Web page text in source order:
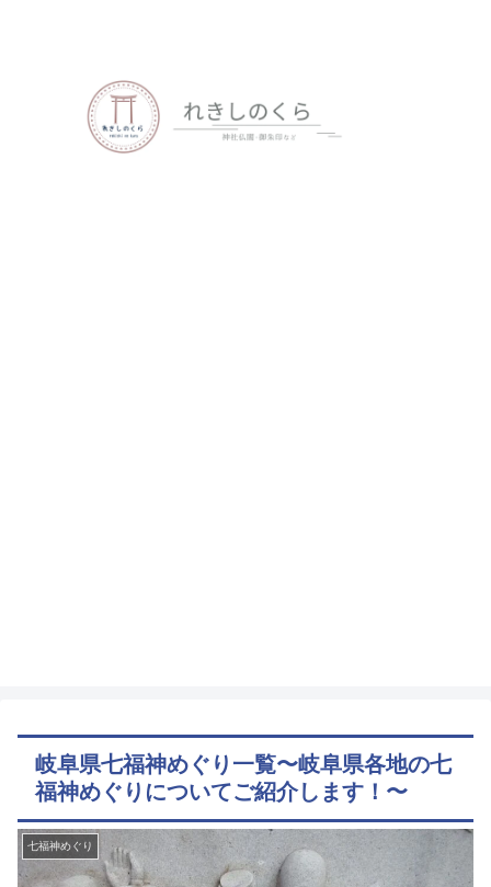
岐阜県七福神めぐり一覧〜岐阜県各地の七
福神めぐりについてご紹介します！〜
七福神めぐり